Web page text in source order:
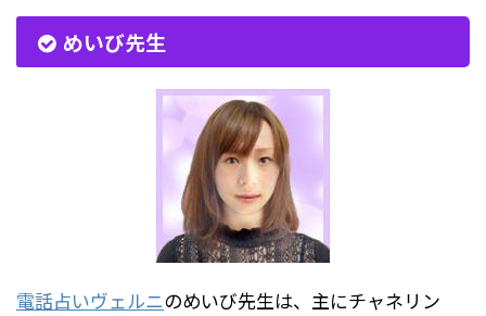
めいび先生
電話占いヴェルニのめいび先生は、主にチャネリン